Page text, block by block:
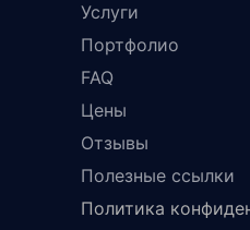
Услуги
Цены
Портфолио
Отзывы
FAQ
Политика
Полезные ссылки